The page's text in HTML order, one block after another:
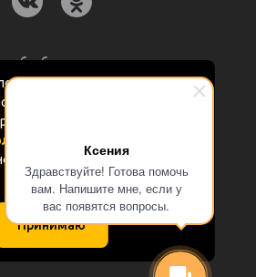
Ксения
Здравствуйте! Готова помочь
вам. Напишите мне, если у
вас появятся вопросы.
данным сайтом
на обработку персональных
Яндекс.Метрика в
конфиденциальности
об использовании
Cookie-файлов
Принимаю
обработку персональных
данных
конфиденциальности
Документация
Карта сайта
2010-2026 (ИП Чивчян М.Р.)